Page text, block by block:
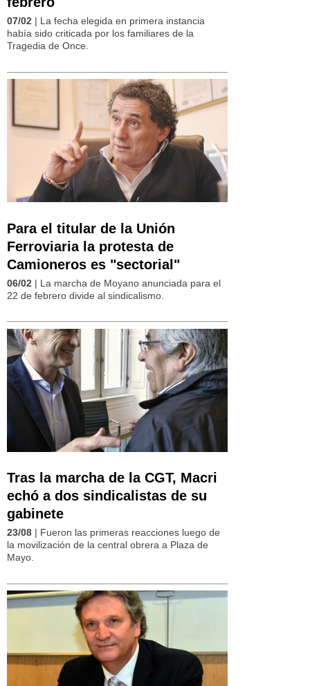
07/02 | La fecha elegida en primera instancia
había sido criticada por los familiares de la
Tragedia de Once.
Para el titular de la Unión
Ferroviaria la protesta de
Camioneros es "sectorial"
06/02 | La marcha de Moyano anunciada para el
22 de febrero divide al sindicalismo.
Tras la marcha de la CGT, Macri
echó a dos sindicalistas de su
gabinete
23/08 | Fueron las primeras reacciones luego de
la movilización de la central obrera a Plaza de
Mayo.